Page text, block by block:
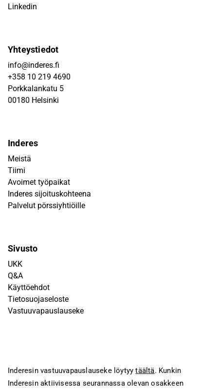
Linkedin
Yhteystiedot
info@inderes.fi
+358 10 219 4690
Porkkalankatu 5
00180 Helsinki
Inderes
Meistä
Tiimi
Avoimet työpaikat
Inderes sijoituskohteena
Palvelut pörssiyhtiöille
Sivusto
UKK
Q&A
Käyttöehdot
Tietosuojaseloste
Vastuuvapauslauseke
Inderesin vastuuvapauslauseke löytyytäältä. Kunkin
Inderesin aktiivisessa seurannassa olevan osakkeen